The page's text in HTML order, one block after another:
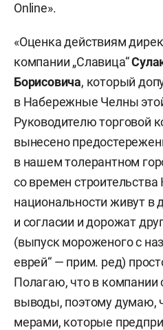
Online».
«Оценка действиям
компании „Славица“
Борисовича, который
в Набережные Челны
Руководителю торговой
вынесено
в нашем толерантном
со времен
национальности живут в
и согласии и дорожат
(выпуск мороженого с
еврей“ — прим. ред)
Полагаю, что в компании
выводы, поэтому думаю,
мерами, которые